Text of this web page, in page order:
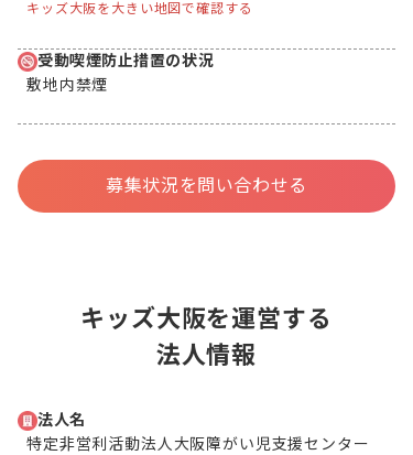
キッズ大阪を大きい地図で確認する
受動喫煙防止措置の状況
敷地内禁煙
募集状況を問い合わせる
キッズ大阪を運営する
法人情報
法人名
特定非営利活動法人大阪障がい児支援センター